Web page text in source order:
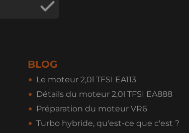
BLOG
Le moteur 2,0l TFSI EA113
Détails du moteur 2,0l TFSI EA888
Préparation du moteur VR6
Turbo hybride, qu'est-ce que c'est ?